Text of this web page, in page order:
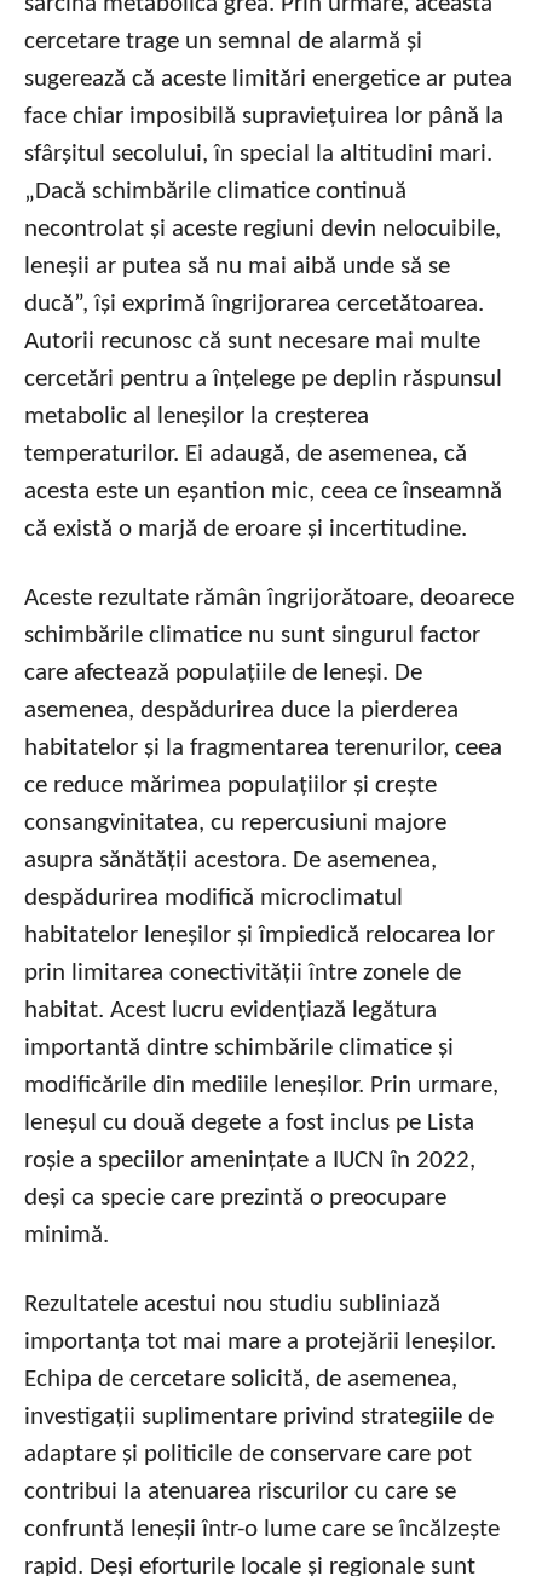
cercetare trage un semnal de alarmă și
sugerează că aceste limitări energetice ar putea
face chiar imposibilă supraviețuirea lor până la
sfârșitul secolului, în special la altitudini mari.
„Dacă schimbările climatice continuă
necontrolat și aceste regiuni devin nelocuibile,
leneșii ar putea să nu mai aibă unde să se
ducă”, își exprimă îngrijorarea cercetătoarea.
Autorii recunosc că sunt necesare mai multe
cercetări pentru a înțelege pe deplin răspunsul
metabolic al leneșilor la creșterea
temperaturilor. Ei adaugă, de asemenea, că
acesta este un eșantion mic, ceea ce înseamnă
că există o marjă de eroare și incertitudine.
Aceste rezultate rămân îngrijorătoare, deoarece
schimbările climatice nu sunt singurul factor
care afectează populațiile de leneși. De
asemenea, despădurirea duce la pierderea
habitatelor și la fragmentarea terenurilor, ceea
ce reduce mărimea populațiilor și crește
consangvinitatea, cu repercusiuni majore
asupra sănătății acestora. De asemenea,
despădurirea modifică microclimatul
habitatelor leneșilor și împiedică relocarea lor
prin limitarea conectivității între zonele de
habitat. Acest lucru evidențiază legătura
importantă dintre schimbările climatice și
modificările din mediile leneșilor. Prin urmare,
leneșul cu două degete a fost inclus pe Lista
roșie a speciilor amenințate a IUCN în 2022,
deși ca specie care prezintă o preocupare
minimă.
Rezultatele acestui nou studiu subliniază
importanța tot mai mare a protejării leneșilor.
Echipa de cercetare solicită, de asemenea,
investigații suplimentare privind strategiile de
adaptare și politicile de conservare care pot
contribui la atenuarea riscurilor cu care se
confruntă leneșii într-o lume care se încălzește
rapid. Deși eforturile locale și regionale sunt